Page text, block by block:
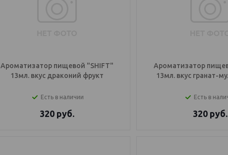
Ароматизатор пищевой "SHIFT"
13мл. вкус драконий фрукт
Есть в наличии
320 руб.
Ароматизатор
13мл. вкус гранат-
Есть в
320 руб.